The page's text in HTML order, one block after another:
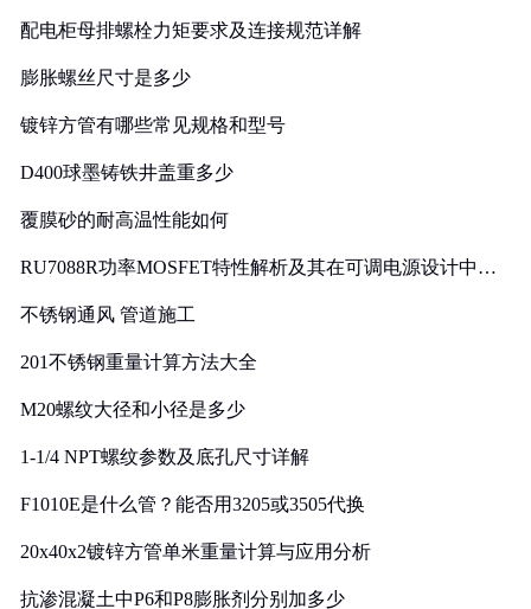
配电柜母排螺栓力矩要求及连接规范详解
膨胀螺丝尺寸是多少
镀锌方管有哪些常见规格和型号
D400球墨铸铁井盖重多少
覆膜砂的耐高温性能如何
RU7088R功率MOSFET特性解析及其在可调电源设计中的
不锈钢通风 管道施工
201不锈钢重量计算方法大全
M20螺纹大径和小径是多少
1-1/4 NPT螺纹参数及底孔尺寸详解
F1010E是什么管？能否用3205或3505代换
20x40x2镀锌方管单米重量计算与应用分析
抗渗混凝土中P6和P8膨胀剂分别加多少